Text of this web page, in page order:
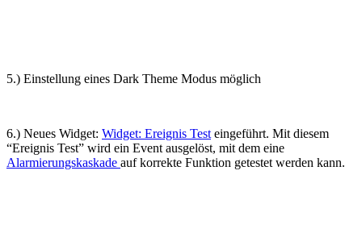
5.) Einstellung eines Dark Theme Modus möglich
6.) Neues Widget: Widget: Ereignis Test eingeführt. Mit diesem
“Ereignis Test” wird ein Event ausgelöst, mit dem eine
Alarmierungskaskade auf korrekte Funktion getestet werden kann.